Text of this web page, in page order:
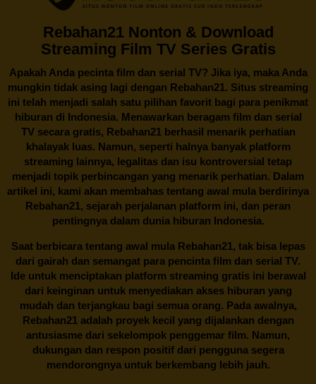
Rebahan21 Nonton & Download
Streaming Film TV Series Gratis
Apakah Anda pecinta film dan serial TV? Jika iya, maka Anda
mungkin tidak asing lagi dengan Rebahan21. Situs streaming
ini telah menjadi salah satu pilihan favorit bagi para penikmat
hiburan di Indonesia. Menawarkan beragam film dan serial
TV secara gratis, Rebahan21berhasil menarik perhatian
khalayak luas. Namun, seperti halnya banyak platform
streaming lainnya, legalitas dan isu kontroversial tetap
menjadi topik perbincangan yang menarik perhatian. Dalam
artikel ini, kami akan membahas tentang awal mula berdirinya
Rebahan21, sejarah perjalanan platform ini, dan peran
pentingnya dalam dunia hiburan Indonesia.
Saat berbicara tentang awal mula Rebahan21, tak bisa lepas
dari gairah dan semangat para pencinta film dan serial TV.
Ide untuk menciptakan platform streaming gratis ini berawal
dari keinginan untuk menyediakan akses hiburan yang
mudah dan terjangkau bagi semua orang. Pada awalnya,
Rebahan21 adalah proyek kecil yang dijalankan dengan
antusiasme dari sekelompok penggemar film. Namun,
dukungan dan respon positif dari pengguna segera
mendorongnya untuk berkembang lebih jauh.